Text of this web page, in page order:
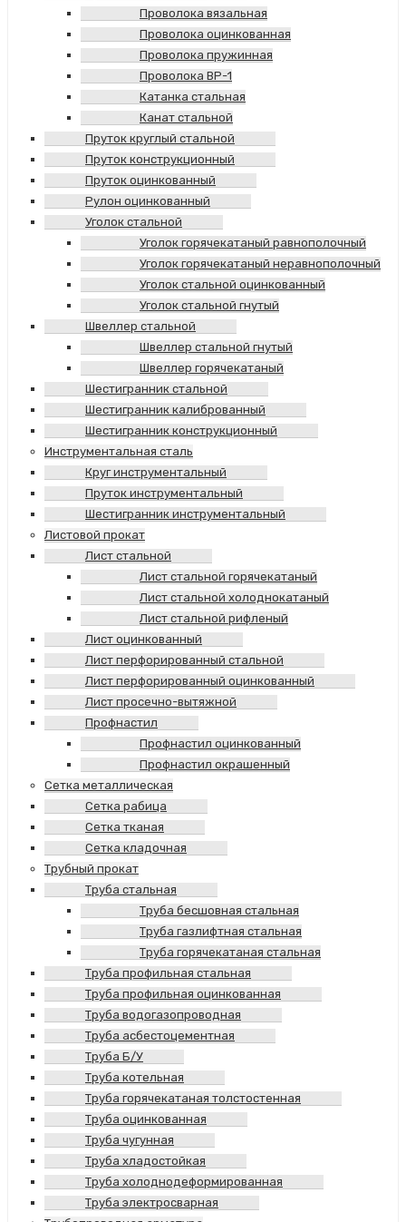
Проволока вязальная
Проволока оцинкованная
Проволока пружинная
Проволока ВР-1
Катанка стальная
Канат стальной
Пруток круглый стальной
Пруток конструкционный
Пруток оцинкованный
Рулон оцинкованный
Уголок стальной
Уголок горячекатаный равнополочный
Уголок горячекатаный неравнополочный
Уголок стальной оцинкованный
Уголок стальной гнутый
Швеллер стальной
Швеллер стальной гнутый
Швеллер горячекатаный
Шестигранник стальной
Шестигранник калиброванный
Шестигранник конструкционный
Инструментальная сталь
Круг инструментальный
Пруток инструментальный
Шестигранник инструментальный
Листовой прокат
Лист стальной
Лист стальной горячекатаный
Лист стальной холоднокатаный
Лист стальной рифленый
Лист оцинкованный
Лист перфорированный стальной
Лист перфорированный оцинкованный
Лист просечно-вытяжной
Профнастил
Профнастил оцинкованный
Профнастил окрашенный
Сетка металлическая
Сетка рабица
Сетка тканая
Сетка кладочная
Трубный прокат
Труба стальная
Труба бесшовная стальная
Труба газлифтная стальная
Труба горячекатаная стальная
Труба профильная стальная
Труба профильная оцинкованная
Труба водогазопроводная
Труба асбестоцементная
Труба Б/У
Труба котельная
Труба горячекатаная толстостенная
Труба оцинкованная
Труба чугунная
Труба хладостойкая
Труба холоднодеформированная
Труба электросварная